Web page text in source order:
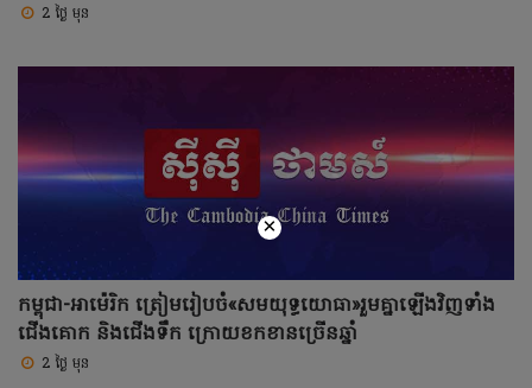
2 ថ្ងៃ មុន
កម្ពុជា-អាម៉េរិក ត្រៀមរៀបចំ«សមយុទ្ធ​យោធា»រួមគ្នាឡើងវិញទាំង
ជើងគោក និងជើងទឹក ក្រោយខកខានច្រើនឆ្នាំ
2 ថ្ងៃ មុន
×